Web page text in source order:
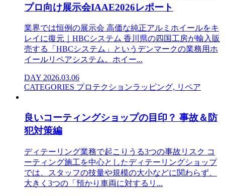
プロ向け展示会IAAE2026レポート
業界では恒例の展示会 高価な純正アルミホイールをキ
レイに復元｜HBCシステム 香川県の四国工房が輸入販
売する「HBCシステム」というデンマークの業務用ホ
イールリペアシステム。ホイー...
DAY 2026.03.06
CATEGORIES プロテクションラッピング, リペア
良いコーティングショップの目印？ 事故＆防
犯対策編
ディテーリング業務で起こりうる3つの事故リスク コ
ーティング施工を中心としたディテーリングショップ
では、スタッフの技量や規模の大小などに関わらず、
大きく3つの「預かり車両に対するリ...